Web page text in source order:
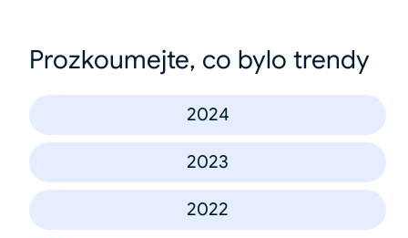
Prozkoumejte, co bylo trendy
2024
2023
2022